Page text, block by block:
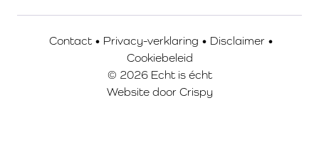
© 2026 Echt is écht
Contact• Privacy-verklaring • Disclaimer•
Cookiebeleid
Website door Crispy